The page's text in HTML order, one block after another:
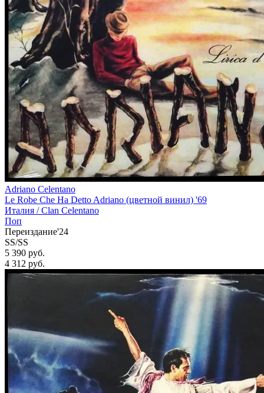
Adriano Celentano
Le Robe Che Ha Detto Adriano (цветной винил) '69
Италия /Clan Celentano
Поп
Переиздание'24
SS/SS
5 390 руб.
4 312 руб.